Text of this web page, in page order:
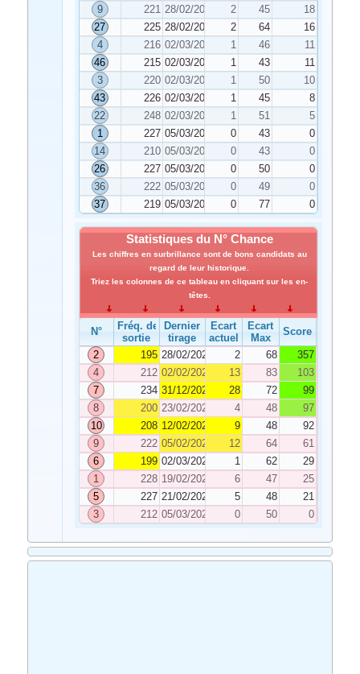
9
221 28/02/2022 2 45
18
27
225 28/02/2022 2 64
16
4
216 02/03/2022 1 46
11
46
215 02/03/2022 1 43
11
3
220 02/03/2022 1 50
10
43
226 02/03/2022 1 45
8
22
248 02/03/2022 1 51
5
1
227 05/03/2022 0 43
0
14
210 05/03/2022 0 43
0
26
227 05/03/2022 0 50
0
36
222 05/03/2022 0 49
0
37
219 05/03/2022 0 77 0
Statistiques du N° Chance
Les chiffres en surbrillance sont de bons candidats au
regard de leur historique.
Triez les colonnes de ce tableau en cliquant sur les en-
têtes.
N°
Fréq. de
sortie
Dernier
tirage
Ecart
actuel
Ecart
Max
Score
2
195 28/02/2022 2 68
357
4
212 02/02/2022 13 83
103
7
234 31/12/2021 28 72
99
8
200 23/02/2022 4 48
97
10
208 12/02/2022 9 48
92
9
222 05/02/2022 12 64
61
6
199 02/03/2022 1 62
29
1
228 19/02/2022 6 47
25
5
227 21/02/2022 5 48
21
3
212 05/03/2022 0 50 0